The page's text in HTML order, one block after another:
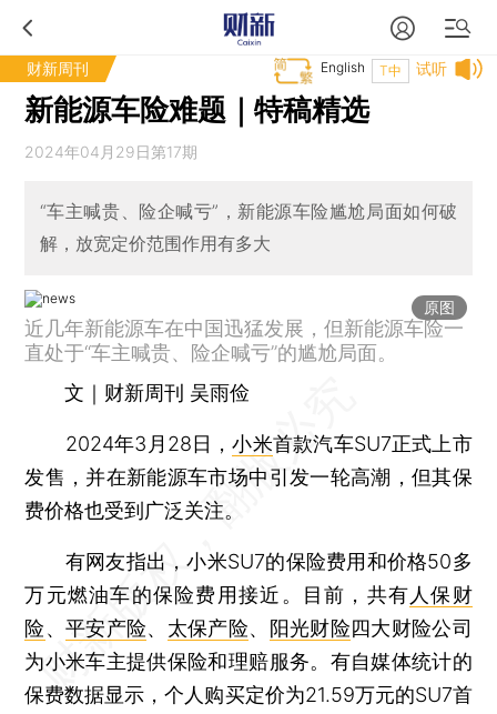
财新周刊 试听
T中
English
新能源车险难题｜特稿精选
2024年04月29日第17期
“车主喊贵、险企喊亏”，新能源车险尴尬局面如何破
解，放宽定价范围作用有多大
原图
近几年新能源车在中国迅猛发展，但新能源车险一
直处于“车主喊贵、险企喊亏”的尴尬局面。
文｜财新周刊 吴雨俭
2024年3月28日，小米首款汽车SU7正式上市
发售，并在新能源车市场中引发一轮高潮，但其保
费价格也受到广泛关注。
有网友指出，小米SU7的保险费用和价格50多
万元燃油车的保险费用接近。目前，共有 人保财
险、平安产险、 太保产险、 阳光财险四大财险公司
为小米车主提供保险和理赔服务。有自媒体统计的
保费数据显示，个人购买定价为21.59万元的SU7首